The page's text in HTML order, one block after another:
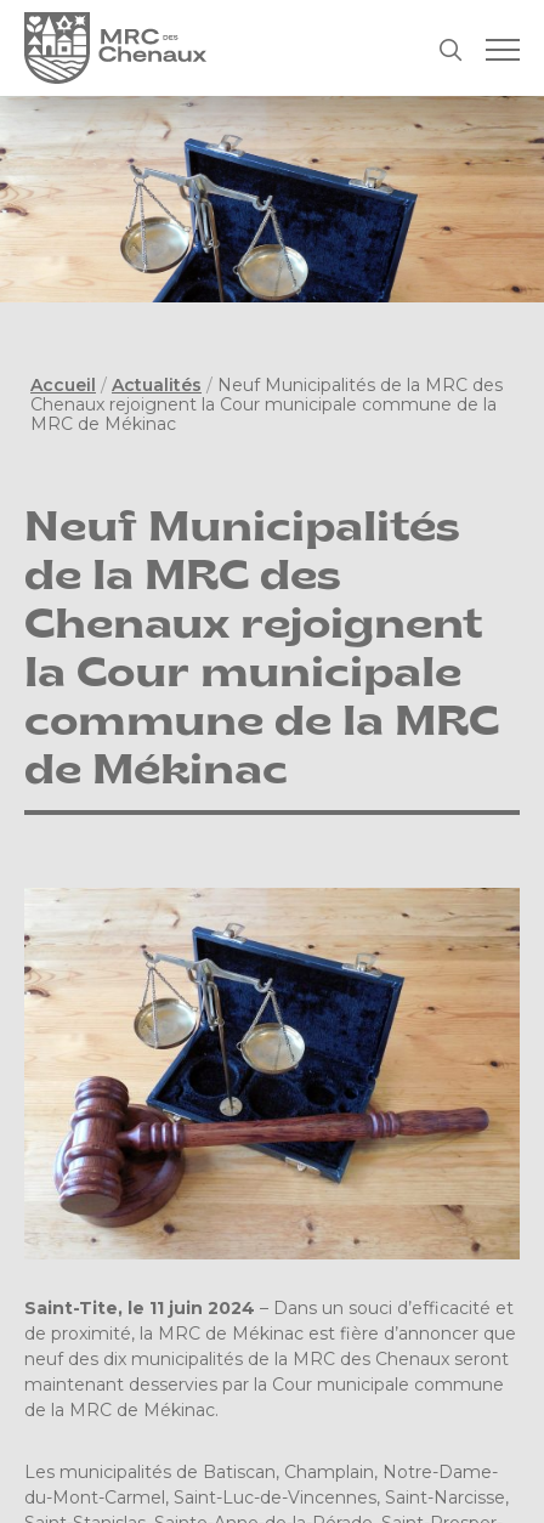
Accueil / Actualités / Neuf Municipalités de la MRC des
Chenaux rejoignent la Cour municipale commune de la
MRC de Mékinac
Neuf Municipalités
de la MRC des
Chenaux rejoignent
la Cour municipale
commune de la MRC
de Mékinac
Saint-Tite, le 11 juin 2024 – Dans un souci d’efficacité et
de proximité, la MRC de Mékinac est fière d’annoncer que
neuf des dix municipalités de la MRC des Chenaux seront
maintenant desservies par la Cour municipale commune
de la MRC de Mékinac.
Les municipalités de Batiscan, Champlain, Notre-Dame-
du-Mont-Carmel, Saint-Luc-de-Vincennes, Saint-Narcisse,